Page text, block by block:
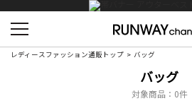
レディースファッション通販トップ バッグ
バッグ
対象商品： 0件